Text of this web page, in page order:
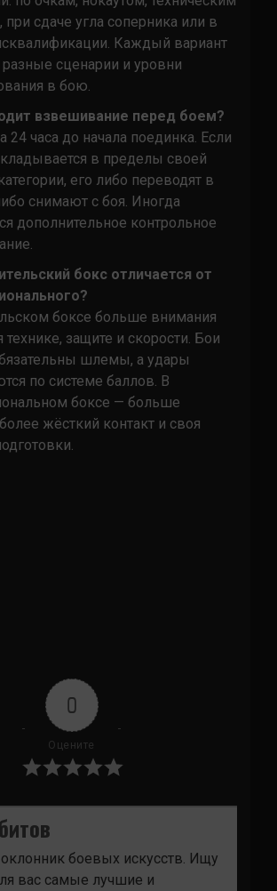
при сдаче угла соперника или в
Каждый вариант
разные сценарии и уровни
в бою.
взвешивание перед боем?
24 часа до начала поединка. Если
в пределы своей
его либо переводят в
снимают с боя. Иногда
дополнительное контрольное
бокс отличается от
боксе больше внимания
технике, защите и скорости. Бои
шлемы, а удары
по системе баллов. В
боксе — больше
жёсткий контакт и своя
0
Оцените
боевых искусств. Ищу
вас самые лучшие и